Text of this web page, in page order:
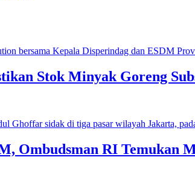
Stok Minyak Goreng
Ombudsman RI Temukan